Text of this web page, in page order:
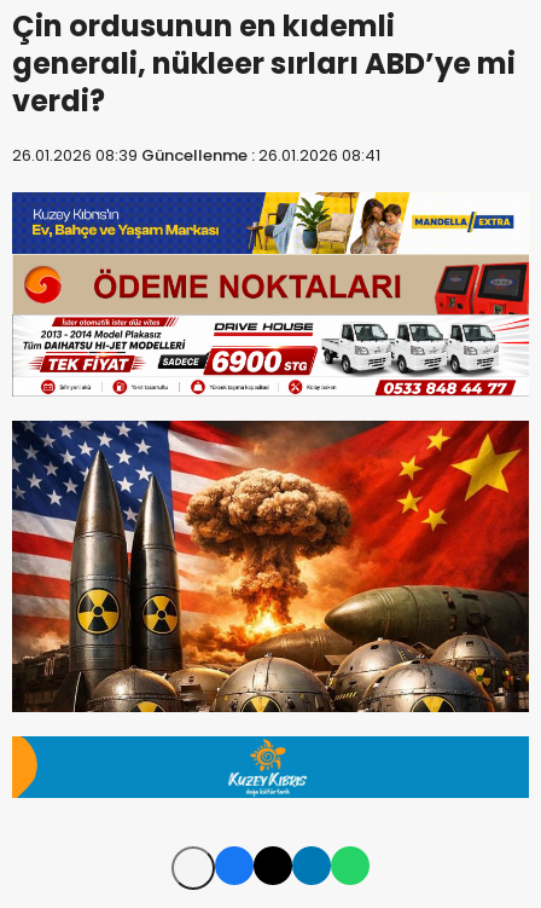
Çin ordusunun en kıdemli
generali, nükleer sırları ABD’ye mi
verdi?
26.01.2026 08:39 Güncellenme :26.01.2026 08:41